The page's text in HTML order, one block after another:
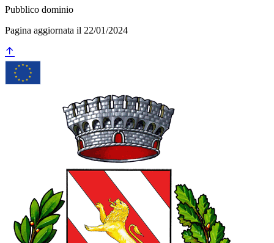
Pubblico dominio
Pagina aggiornata il 22/01/2024